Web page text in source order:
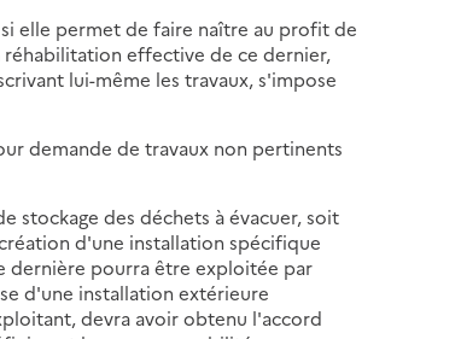
elle permet de faire naître au profit de
réhabilitation effective de ce dernier,
lui-même les travaux, s'impose
demande de travaux non pertinents
stockage des déchets à évacuer, soit
d'une installation spécifique
dernière pourra être exploitée par
d'une installation extérieure
devra avoir obtenu l'accord